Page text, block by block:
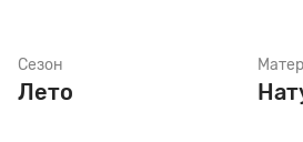
Сезон
Лето